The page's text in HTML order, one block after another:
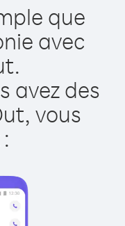
que
avec
avez des
vous